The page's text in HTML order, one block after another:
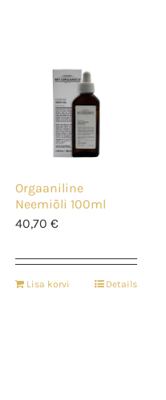
Orgaaniline
Neemiõli 100ml
40,70 €
Lisa korvi Details